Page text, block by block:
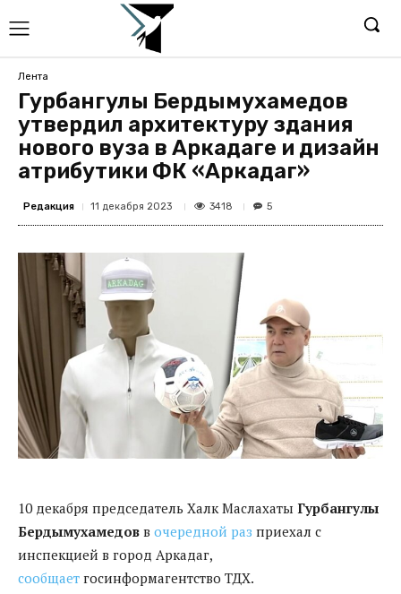
Лента
Гурбангулы Бердымухамедов
утвердил архитектуру здания
нового вуза в Аркадаге и дизайн
атрибутики ФК «Аркадаг»
Редакция 11 декабря 2023 3418 5
10 декабря председатель Халк Маслахаты Гурбангулы
Бердымухамедов в очередной раз приехал с
инспекцией в город Аркадаг,
сообщает госинформагентство ТДХ.